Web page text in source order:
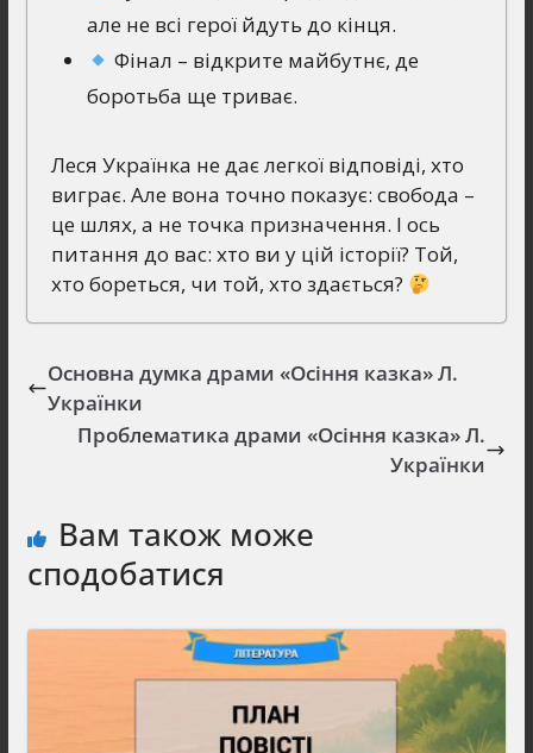
але не всі герої йдуть до кінця.
Фінал – відкрите майбутнє, де
боротьба ще триває.
Леся Українка не дає легкої відповіді, хто
виграє. Але вона точно показує: свобода –
це шлях, а не точка призначення. І ось
питання до вас: хто ви у цій історії? Той,
хто бореться, чи той, хто здається?
Основна думка драми «Осіння казка» Л.
Українки
Проблематика драми «Осіння казка» Л.
Українки
Вам також може
сподобатися